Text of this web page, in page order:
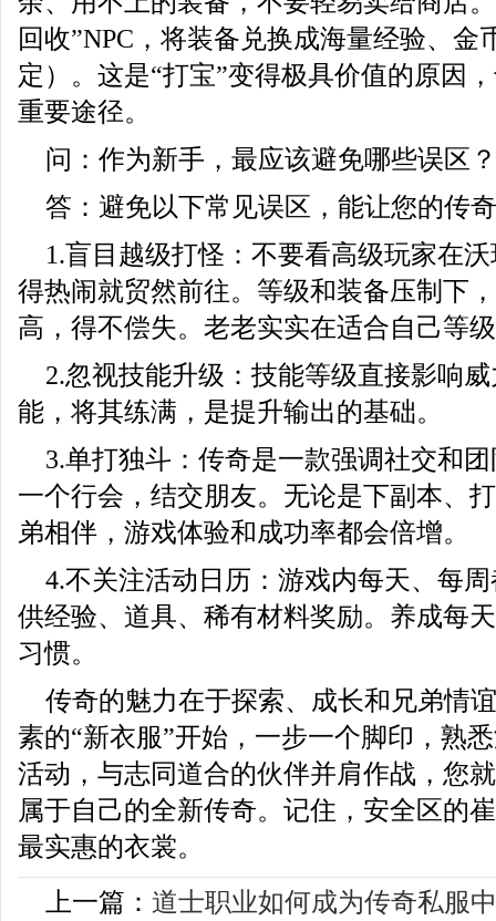
回收”NPC，将装备兑换成海量经验、金
定）。这是“打宝”变得极具价值的原因
重要途径。
问：作为新手，最应该避免哪些误区？
答：避免以下常见误区，能让您的传
1.盲目越级打怪：不要看高级玩家在
得热闹就贸然前往。等级和装备压制下
高，得不偿失。老老实实在适合自己等
2.忽视技能升级：技能等级直接影响
能，将其练满，是提升输出的基础。
3.单打独斗：传奇是一款强调社交和
一个行会，结交朋友。无论是下副本、
弟相伴，游戏体验和成功率都会倍增。
4.不关注活动日历：游戏内每天、每
供经验、道具、稀有材料奖励。养成每
习惯。
传奇的魅力在于探索、成长和兄弟情
素的“新衣服”开始，一步一个脚印，熟
活动，与志同道合的伙伴并肩作战，您
属于自己的全新传奇。记住，安全区的
最实惠的衣裳。
上一篇： 道士职业如何成为传奇私服